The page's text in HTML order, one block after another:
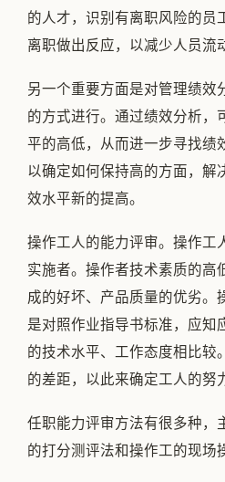
的人才，识别有离职风险的员
离职做出反应，以减少人员流
另一个重要方面是对管理绩效
的方式进行。通过绩效分析，
平的高低，从而进一步寻找绩
以确定如何保持高的方面，解
效水平新的提高。
操作工人的能力评审。操作工
实施者。操作者技术素质的高
成的好坏、产品质量的优劣。
是对照作业指导书标准，应知
的技术水平、工作态度相比较
的差距，以此来确定工人的努
任职能力评审方法有很多种，
的打分测评法和操作工的现场